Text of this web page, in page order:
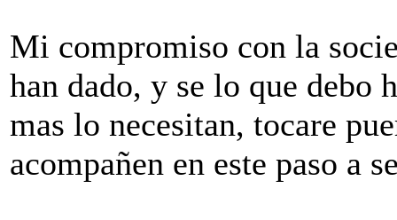
Mi compromiso con la
han dado, y se lo que debo
mas lo necesitan, tocare
acompañen en este paso a